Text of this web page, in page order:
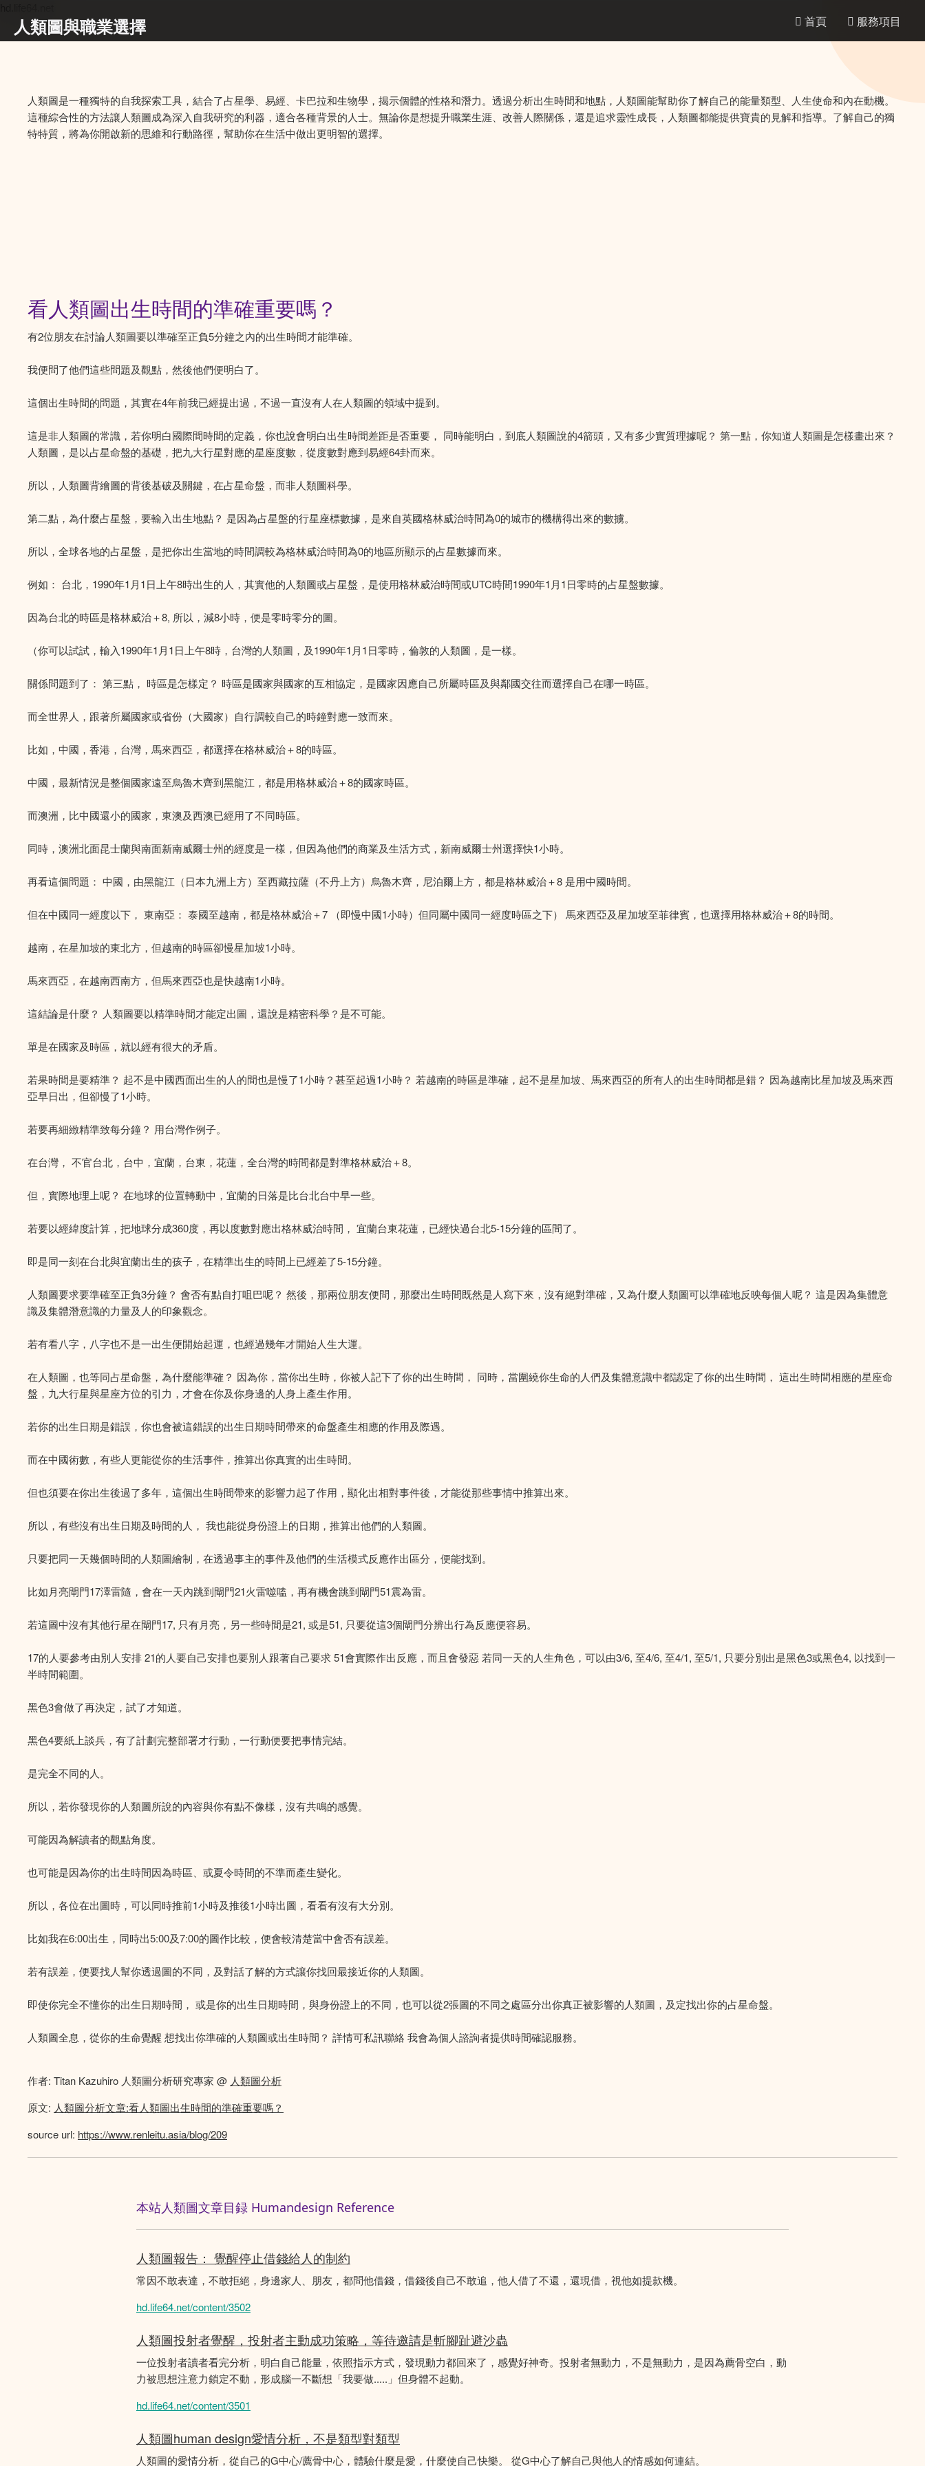
人類圖與職業選擇 首頁 服務項目
人類圖是一種獨特的自我探索工具，結合了占星學、易經、卡巴拉和生物學，揭示個體的性格和潛力。透過分析出生時間和地點，人類圖能幫助你了解自己的能量類型、人生使命和內在動機。
這種綜合性的方法讓人類圖成為深入自我研究的利器，適合各種背景的人士。無論你是想提升職業生涯、改善人際關係，還是追求靈性成長，人類圖都能提供寶貴的見解和指導。了解自己的獨
特特質，將為你開啟新的思維和行動路徑，幫助你在生活中做出更明智的選擇。
看人類圖出生時間的準確重要嗎？
有2位朋友在討論人類圖要以準確至正負5分鐘之內的出生時間才能準確。
我便問了他們這些問題及觀點，然後他們便明白了。
這個出生時間的問題，其實在4年前我已經提出過，不過一直沒有人在人類圖的領域中提到。
這是非人類圖的常識，若你明白國際間時間的定義，你也說會明白出生時間差距是否重要， 同時能明白，到底人類圖說的4箭頭，又有多少實質理據呢？ 第一點，你知道人類圖是怎樣畫出來？
人類圖，是以占星命盤的基礎，把九大行星對應的星座度數，從度數對應到易經64卦而來。
所以，人類圖背繪圖的背後基破及關鍵，在占星命盤，而非人類圖科學。
第二點，為什麼占星盤，要輸入出生地點？ 是因為占星盤的行星座標數據，是來自英國格林威治時間為0的城市的機構得出來的數擄。
所以，全球各地的占星盤，是把你出生當地的時間調較為格林威治時間為0的地區所顯示的占星數據而來。
例如： 台北，1990年1月1日上午8時出生的人，其實他的人類圖或占星盤，是使用格林威治時間或UTC時間1990年1月1日零時的占星盤數據。
因為台北的時區是格林威治＋8, 所以，減8小時，便是零時零分的圖。
（你可以試試，輸入1990年1月1日上午8時，台灣的人類圖，及1990年1月1日零時，倫敦的人類圖，是一樣。
關係問題到了： 第三點， 時區是怎樣定？ 時區是國家與國家的互相協定，是國家因應自己所屬時區及與鄰國交往而選擇自己在哪一時區。
而全世界人，跟著所屬國家或省份（大國家）自行調較自己的時鐘對應一致而來。
比如，中國，香港，台灣，馬來西亞，都選擇在格林威治＋8的時區。
中國，最新情況是整個國家遠至烏魯木齊到黑龍江，都是用格林威治＋8的國家時區。
而澳洲，比中國還小的國家，東澳及西澳已經用了不同時區。
同時，澳洲北面昆士蘭與南面新南威爾士州的經度是一樣，但因為他們的商業及生活方式，新南威爾士州選擇快1小時。
再看這個問題： 中國，由黑龍江（日本九洲上方）至西藏拉薩（不丹上方）烏魯木齊，尼泊爾上方，都是格林威治＋8 是用中國時間。
但在中國同一經度以下， 東南亞： 泰國至越南，都是格林威治＋7 （即慢中國1小時）但同屬中國同一經度時區之下） 馬來西亞及星加坡至菲律賓，也選擇用格林威治＋8的時間。
越南，在星加坡的東北方，但越南的時區卻慢星加坡1小時。
馬來西亞，在越南西南方，但馬來西亞也是快越南1小時。
這結論是什麼？ 人類圖要以精準時間才能定出圖，還說是精密科學？是不可能。
單是在國家及時區，就以經有很大的矛盾。
若果時間是要精準？ 起不是中國西面出生的人的間也是慢了1小時？甚至起過1小時？ 若越南的時區是準確，起不是星加坡、馬來西亞的所有人的出生時間都是錯？ 因為越南比星加坡及馬來西
亞早日出，但卻慢了1小時。
若要再細緻精準致每分鐘？ 用台灣作例子。
在台灣， 不官台北，台中，宜蘭，台東，花蓮，全台灣的時間都是對準格林威治＋8。
但，實際地理上呢？ 在地球的位置轉動中，宜蘭的日落是比台北台中早一些。
若要以經緯度計算，把地球分成360度，再以度數對應出格林威治時間， 宜蘭台東花蓮，已經快過台北5-15分鐘的區間了。
即是同一刻在台北與宜蘭出生的孩子，在精準出生的時間上已經差了5-15分鐘。
人類圖要求要準確至正負3分鐘？ 會否有點自打咀巴呢？ 然後，那兩位朋友便問，那麼出生時間既然是人寫下來，沒有絕對準確，又為什麼人類圖可以準確地反映每個人呢？ 這是因為集體意
識及集體潛意識的力量及人的印象觀念。
若有看八字，八字也不是一出生便開始起運，也經過幾年才開始人生大運。
在人類圖，也等同占星命盤，為什麼能準確？ 因為你，當你出生時，你被人記下了你的出生時間， 同時，當圍繞你生命的人們及集體意識中都認定了你的出生時間， 這出生時間相應的星座命
盤，九大行星與星座方位的引力，才會在你及你身邊的人身上產生作用。
若你的出生日期是錯誤，你也會被這錯誤的出生日期時間帶來的命盤產生相應的作用及際遇。
而在中國術數，有些人更能從你的生活事件，推算出你真實的出生時間。
但也須要在你出生後過了多年，這個出生時間帶來的影響力起了作用，顯化出相對事件後，才能從那些事情中推算出來。
所以，有些沒有出生日期及時間的人， 我也能從身份證上的日期，推算出他們的人類圖。
只要把同一天幾個時間的人類圖繪制，在透過事主的事件及他們的生活模式反應作出區分，便能找到。
比如月亮閘門17澤雷隨，會在一天內跳到閘門21火雷噬嗑，再有機會跳到閘門51震為雷。
若這圖中沒有其他行星在閘門17, 只有月亮，另一些時間是21, 或是51, 只要從這3個閘門分辨出行為反應便容易。
17的人要參考由別人安排 21的人要自己安排也要別人跟著自己要求 51會實際作出反應，而且會發惡 若同一天的人生角色，可以由3/6, 至4/6, 至4/1, 至5/1, 只要分別出是黑色3或黑色4, 以找到一
半時間範圍。
黑色3會做了再決定，試了才知道。
黑色4要紙上談兵，有了計劃完整部署才行動，一行動便要把事情完結。
是完全不同的人。
所以，若你發現你的人類圖所說的內容與你有點不像樣，沒有共鳴的感覺。
可能因為解讀者的觀點角度。
也可能是因為你的出生時間因為時區、或夏令時間的不準而產生變化。
所以，各位在出圖時，可以同時推前1小時及推後1小時出圖，看看有沒有大分別。
比如我在6:00出生，同時出5:00及7:00的圖作比較，便會較清楚當中會否有誤差。
若有誤差，便要找人幫你透過圖的不同，及對話了解的方式讓你找回最接近你的人類圖。
即使你完全不懂你的出生日期時間， 或是你的出生日期時間，與身份證上的不同，也可以從2張圖的不同之處區分出你真正被影響的人類圖，及定找出你的占星命盤。
人類圖全息，從你的生命覺醒 想找出你準確的人類圖或出生時間？ 詳情可私訊聯絡 我會為個人諮詢者提供時間確認服務。
作者: Titan Kazuhiro 人類圖分析研究專家 @ 人類圖分析
原文: 人類圖分析文章:看人類圖出生時間的準確重要嗎？
source url: https://www.renleitu.asia/blog/209
本站人類圖文章目録 Humandesign Reference
人類圖報告： 覺醒停止借錢給人的制約
常因不敢表達，不敢拒絕，身邊家人、朋友，都問他借錢，借錢後自己不敢追，他人借了不還，還現借，視他如提款機。
hd.life64.net/content/3502
人類圖投射者覺醒，投射者主動成功策略，等待邀請是斬腳趾避沙蟲
一位投射者讀者看完分析，明白自己能量，依照指示方式，發現動力都回來了，感覺好神奇。投射者無動力，不是無動力，是因為薦骨空白，動
力被思想注意力鎖定不動，形成腦一不斷想「我要做.....」但身體不起動。
hd.life64.net/content/3501
人類圖human design愛情分析，不是類型對類型
人類圖的愛情分析，從自己的G中心/薦骨中心，體驗什麼是愛，什麼使自己快樂。 從G中心了解自己與他人的情感如何連結。